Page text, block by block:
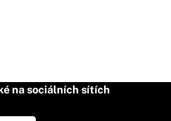
na sociálních sítích